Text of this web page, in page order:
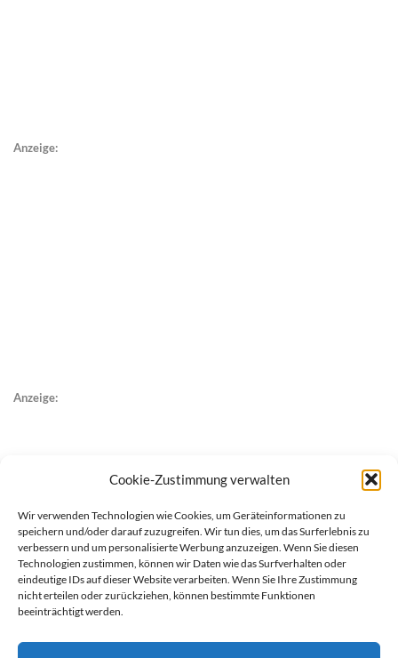
Cookie-Zustimmung verwalten
Wir verwenden Technologien wie Cookies, um Geräteinformationen zu
speichern und/oder darauf zuzugreifen. Wir tun dies, um das Surferlebnis zu
verbessern und um personalisierte Werbung anzuzeigen. Wenn Sie diesen
Technologien zustimmen, können wir Daten wie das Surfverhalten oder
eindeutige IDs auf dieser Website verarbeiten. Wenn Sie Ihre Zustimmung
nicht erteilen oder zurückziehen, können bestimmte Funktionen
beeinträchtigt werden.
Anzeige:
Anzeige: